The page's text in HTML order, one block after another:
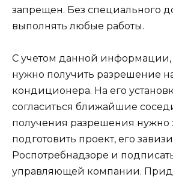
запрещен. Без специального
выполнять любые работы.
С учетом данной информации,
нужно получить разрешение
кондиционера. На его
согласиться ближайшие
получения разрешения нужно
подготовить проект, его
Роспотребнадзоре и
управляющей компании.